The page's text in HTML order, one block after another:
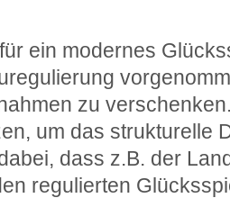
ein modernes
zu
um das strukturelle
dass z.B. der
regulierten